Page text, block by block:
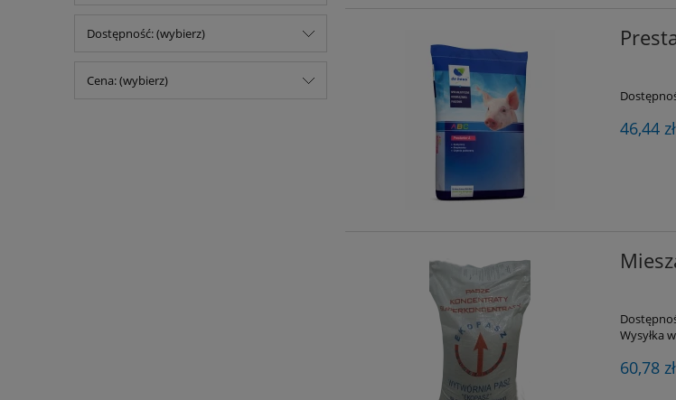
Dostępność: (wybierz)
Cena: (wybierz)
46,44 zł
Wysyłka
60,78 zł